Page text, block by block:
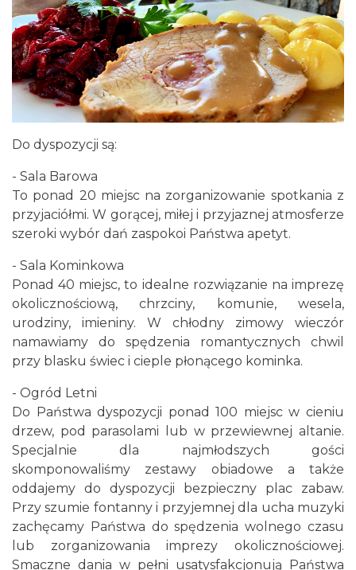
Do dyspozycji są:
- Sala Barowa
To ponad 20 miejsc na zorganizowanie spotkania z
przyjaciółmi. W gorącej, miłej i przyjaznej atmosferze
szeroki wybór dań zaspokoi Państwa apetyt.
- Sala Kominkowa
Ponad 40 miejsc, to idealne rozwiązanie na imprezę
okolicznościową, chrzciny, komunie, wesela,
urodziny, imieniny. W chłodny zimowy wieczór
namawiamy do spędzenia romantycznych chwil
przy blasku świec i cieple płonącego kominka.
- Ogród Letni
Do Państwa dyspozycji ponad 100 miejsc w cieniu
drzew, pod parasolami lub w przewiewnej altanie.
Specjalnie dla najmłodszych gości
skomponowaliśmy zestawy obiadowe a także
oddajemy do dyspozycji bezpieczny plac zabaw.
Przy szumie fontanny i przyjemnej dla ucha muzyki
zachęcamy Państwa do spędzenia wolnego czasu
lub zorganizowania imprezy okolicznościowej.
Smaczne dania w pełni usatysfakcjonują Państwa